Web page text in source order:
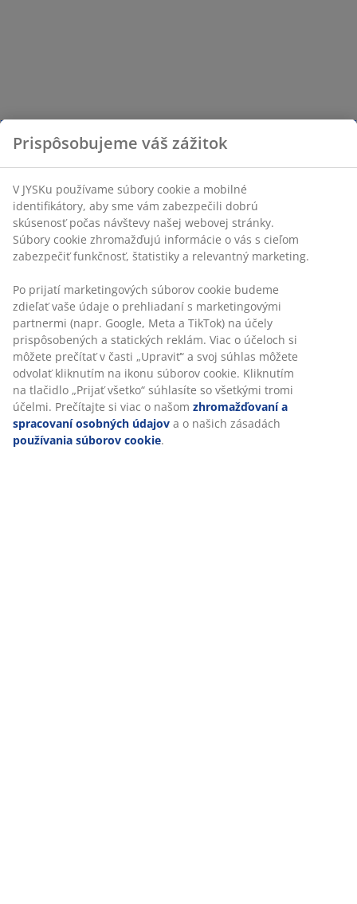
Prispôsobujeme váš zážitok
V JYSKu používame súbory cookie a mobilné
identifikátory, aby sme vám zabezpečili dobrú
skúsenosť počas návštevy našej webovej stránky.
Súbory cookie zhromažďujú informácie o vás s cieľom
zabezpečiť funkčnosť, štatistiky a relevantný marketing.
Po prijatí marketingových súborov cookie budeme
zdieľať vaše údaje o prehliadaní s marketingovými
partnermi (napr. Google, Meta a TikTok) na účely
prispôsobených a statických reklám. Viac o účeloch si
môžete prečítať v časti „Upraviť“ a svoj súhlas môžete
odvolať kliknutím na ikonu súborov cookie. Kliknutím
na tlačidlo „Prijať všetko“ súhlasíte so všetkými tromi
účelmi. Prečítajte si viac o našom zhromažďovaní a
spracovaní osobných údajov a o našich zásadách
používania súborov cookie.